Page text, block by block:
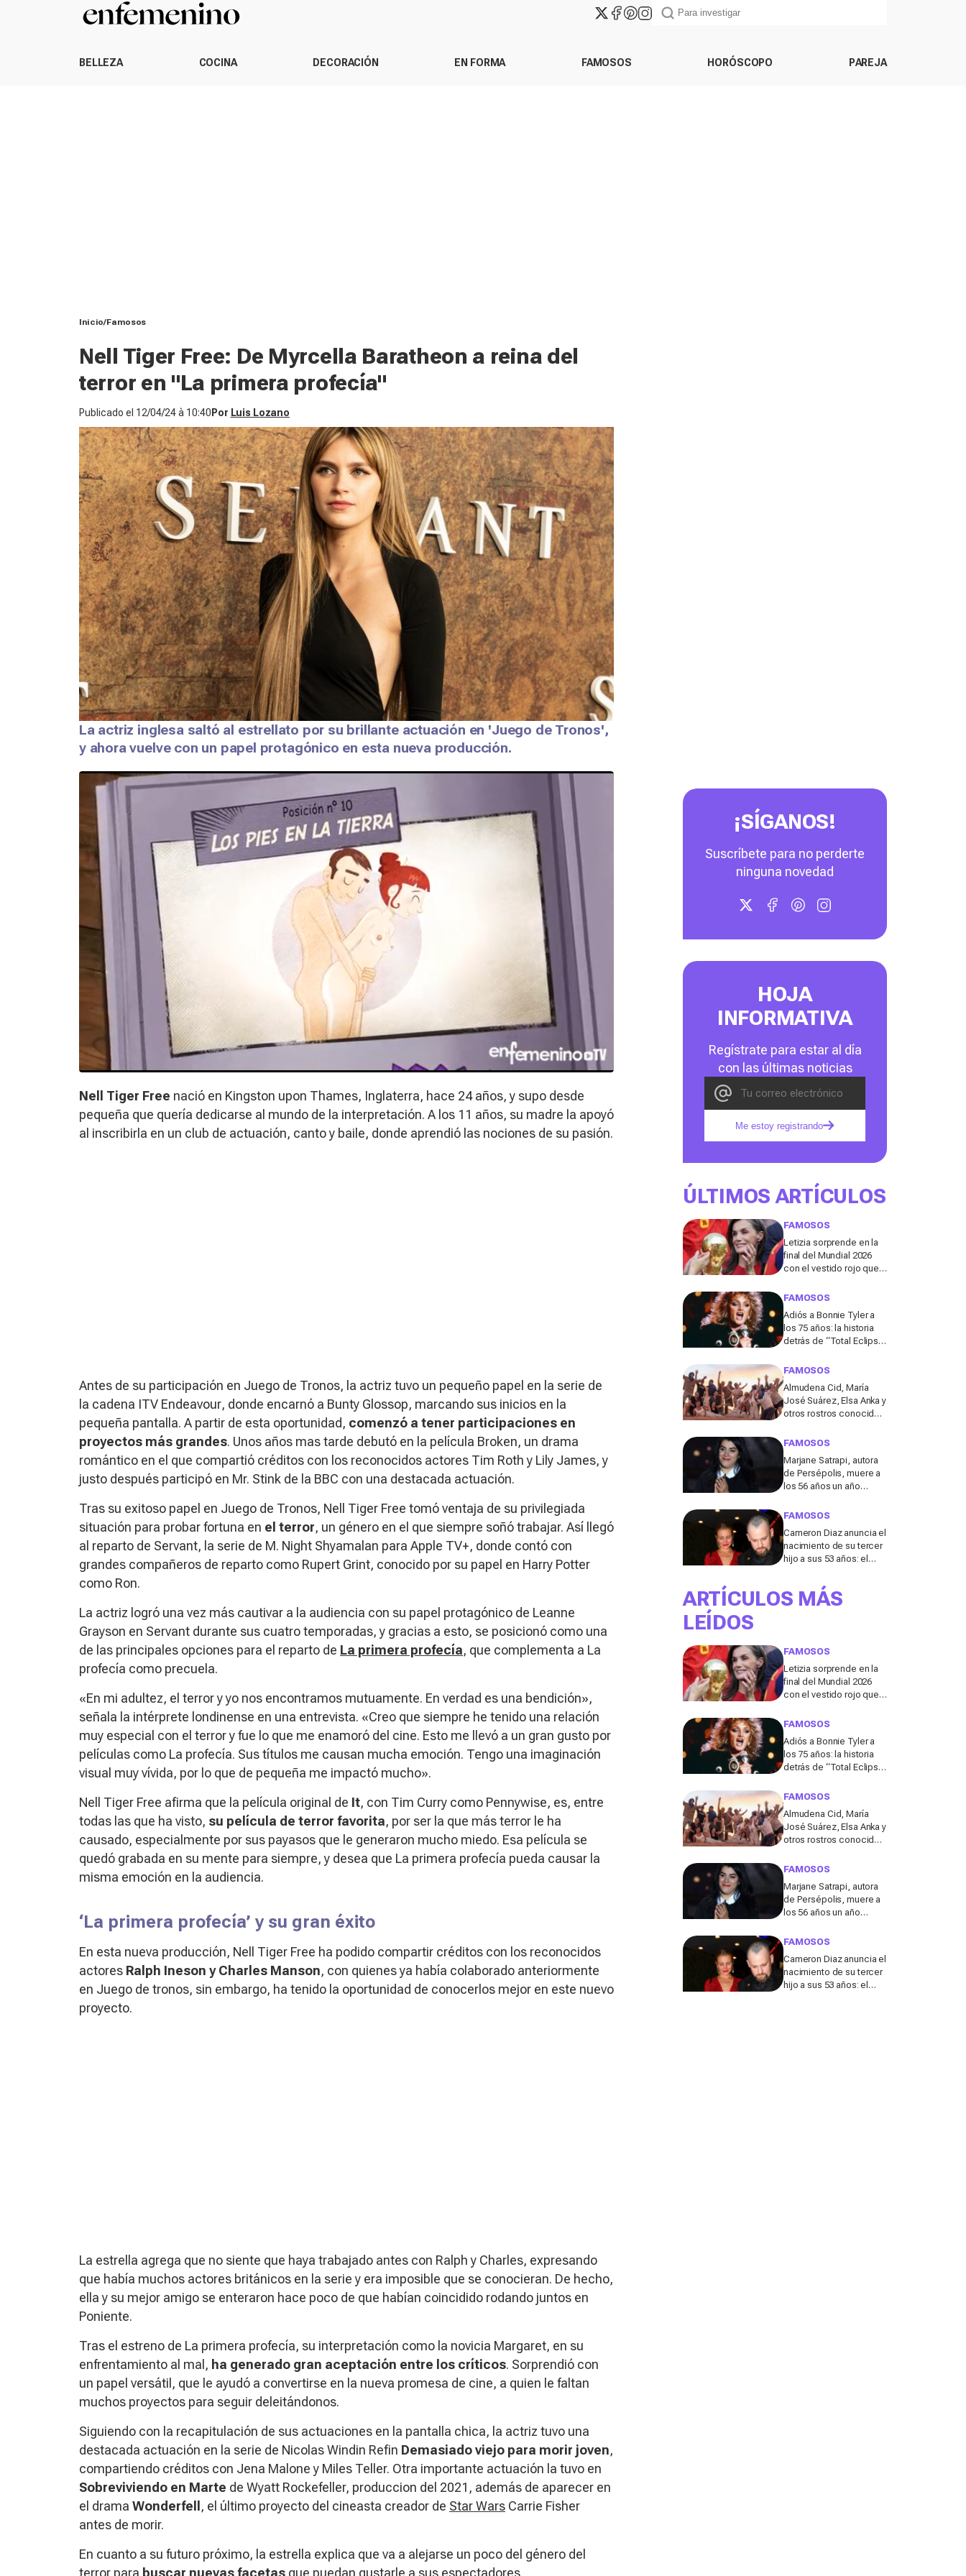
BELLEZA COCINA DECORACIÓN EN FORMA FAMOSOS HORÓSCOPO PAREJA
Inicio Famosos
Nell Tiger Free: De Myrcella Baratheon a reina del
terror en "La primera profecía"
Publicado el 12/04/24 à 10:40 Por Luis Lozano
La actriz inglesa saltó al estrellato por su brillante actuación en 'Juego de Tronos',
y ahora vuelve con un papel protagónico en esta nueva producción.
Nell Tiger Free nació en Kingston upon Thames, Inglaterra, hace 24 años, y supo desde
pequeña que quería dedicarse al mundo de la interpretación. A los 11 años, su madre la apoyó
al inscribirla en un club de actuación, canto y baile, donde aprendió las nociones de su pasión.
Antes de su participación en Juego de Tronos, la actriz tuvo un pequeño papel en la serie de
la cadena ITV Endeavour, donde encarnó a Bunty Glossop, marcando sus inicios en la
pequeña pantalla. A partir de esta oportunidad, comenzó a tener participaciones en
proyectos más grandes. Unos años mas tarde debutó en la película Broken, un drama
romántico en el que compartió créditos con los reconocidos actores Tim Roth y Lily James, y
justo después participó en Mr. Stink de la BBC con una destacada actuación.
Tras su exitoso papel en Juego de Tronos, Nell Tiger Free tomó ventaja de su privilegiada
situación para probar fortuna en el terror, un género en el que siempre soñó trabajar. Así llegó
al reparto de Servant, la serie de M. Night Shyamalan para Apple TV+, donde contó con
grandes compañeros de reparto como Rupert Grint, conocido por su papel en Harry Potter
como Ron.
La actriz logró una vez más cautivar a la audiencia con su papel protagónico de Leanne
Grayson en Servant durante sus cuatro temporadas, y gracias a esto, se posicionó como una
de las principales opciones para el reparto de La primera profecía, que complementa a La
profecía como precuela.
«En mi adultez, el terror y yo nos encontramos mutuamente. En verdad es una bendición»,
señala la intérprete londinense en una entrevista. «Creo que siempre he tenido una relación
muy especial con el terror y fue lo que me enamoró del cine. Esto me llevó a un gran gusto por
películas como La profecía. Sus títulos me causan mucha emoción. Tengo una imaginación
visual muy vívida, por lo que de pequeña me impactó mucho».
Nell Tiger Free afirma que la película original de It, con Tim Curry como Pennywise, es, entre
todas las que ha visto, su película de terror favorita, por ser la que más terror le ha
causado, especialmente por sus payasos que le generaron mucho miedo. Esa película se
quedó grabada en su mente para siempre, y desea que La primera profecía pueda causar la
misma emoción en la audiencia.
‘La primera profecía’ y su gran éxito
En esta nueva producción, Nell Tiger Free ha podido compartir créditos con los reconocidos
actores Ralph Ineson y Charles Manson, con quienes ya había colaborado anteriormente
en Juego de tronos, sin embargo, ha tenido la oportunidad de conocerlos mejor en este nuevo
proyecto.
La estrella agrega que no siente que haya trabajado antes con Ralph y Charles, expresando
que había muchos actores británicos en la serie y era imposible que se conocieran. De hecho,
ella y su mejor amigo se enteraron hace poco de que habían coincidido rodando juntos en
Poniente.
Tras el estreno de La primera profecía, su interpretación como la novicia Margaret, en su
enfrentamiento al mal, ha generado gran aceptación entre los críticos. Sorprendió con
un papel versátil, que le ayudó a convertirse en la nueva promesa de cine, a quien le faltan
muchos proyectos para seguir deleitándonos.
Siguiendo con la recapitulación de sus actuaciones en la pantalla chica, la actriz tuvo una
destacada actuación en la serie de Nicolas Windin Refin Demasiado viejo para morir joven,
compartiendo créditos con Jena Malone y Miles Teller. Otra importante actuación la tuvo en
Sobreviviendo en Marte de Wyatt Rockefeller, produccion del 2021, además de aparecer en
el drama Wonderfell, el último proyecto del cineasta creador de Star Wars Carrie Fisher
antes de morir.
En cuanto a su futuro próximo, la estrella explica que va a alejarse un poco del género del
terror para buscar nuevas facetas que puedan gustarle a sus espectadores.
¡SÍGANOS!
Suscríbete para no perderte
ninguna novedad
HOJA
INFORMATIVA
Regístrate para estar al día
con las últimas noticias
Me estoy registrando
ÚLTIMOS ARTÍCULOS
FAMOSOS
Letizia sorprende en la
final del Mundial 2026
con el vestido rojo que
de los 50
FAMOSOS
Adiós a Bonnie Tyler a
los 75 años: la historia
detrás de “Total Eclipse
que la hizo eterna
FAMOSOS
Almudena Cid, María
José Suárez, Elsa Anka y
otros rostros conocidos
segunda edición de
Desierto'
FAMOSOS
Marjane Satrapi, autora
de Persépolis, muere a
los 56 años un año
de su marido
FAMOSOS
Cameron Diaz anuncia el
nacimiento de su tercer
hijo a sus 53 años: el
anuncio que todos
comentan
ARTÍCULOS MÁS
LEÍDOS
FAMOSOS
Letizia sorprende en la
final del Mundial 2026
con el vestido rojo que
de los 50
FAMOSOS
Adiós a Bonnie Tyler a
los 75 años: la historia
detrás de “Total Eclipse
que la hizo eterna
FAMOSOS
Almudena Cid, María
José Suárez, Elsa Anka y
otros rostros conocidos
segunda edición de
Desierto'
FAMOSOS
Marjane Satrapi, autora
de Persépolis, muere a
los 56 años un año
de su marido
FAMOSOS
Cameron Diaz anuncia el
nacimiento de su tercer
hijo a sus 53 años: el